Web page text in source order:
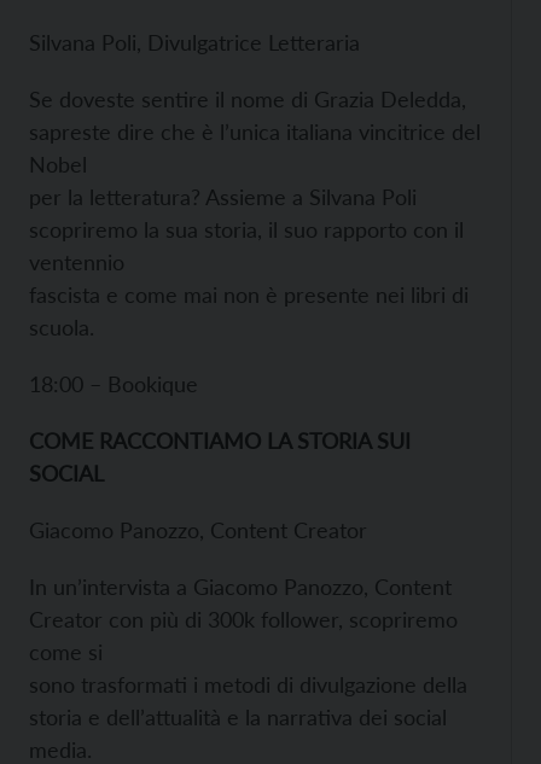
Silvana Poli, Divulgatrice Letteraria
Se doveste sentire il nome di Grazia Deledda,
sapreste dire che è l’unica italiana vincitrice del
Nobel
per la letteratura? Assieme a Silvana Poli
scopriremo la sua storia, il suo rapporto con il
ventennio
fascista e come mai non è presente nei libri di
scuola.
18:00 – Bookique
COME RACCONTIAMO LA STORIA SUI
SOCIAL
Giacomo Panozzo, Content Creator
In un’intervista a Giacomo Panozzo, Content
Creator con più di 300k follower, scopriremo
come si
sono trasformati i metodi di divulgazione della
storia e dell’attualità e la narrativa dei social
media.